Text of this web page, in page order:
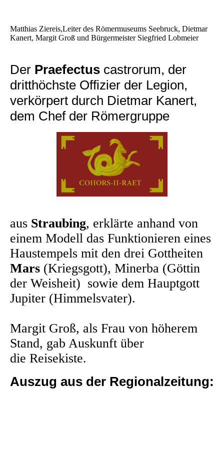
Matthias Ziereis,Leiter des Römermuseums Seebruck, Dietmar
Kanert, Margit Groß und Bürgermeister Siegfried Lobmeier
Der Praefectus castrorum, der
dritthöchste Offizier der Legion,
verkörpert durch Dietmar Kanert,
dem Chef der Römergruppe
aus Straubing, erklärte anhand von
einem Modell das Funktionieren eines
Haustempels mit den drei Gottheiten
Mars (Kriegsgott), Minerba (Göttin
der Weisheit) sowie dem Hauptgott
Jupiter (Himmelsvater).
Margit Groß, als Frau von höherem
Stand, gab Auskunft über
die Reisekiste.
Auszug aus der Regionalzeitung: